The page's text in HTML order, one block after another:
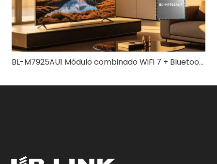
BL-M7925AU1 Módulo combinado WiFi 7 + Bluetooth 5.4 | Solução sem fio Tri-Band de alta velocidade